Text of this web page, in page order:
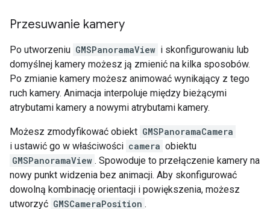
Przesuwanie kamery
Po utworzeniu GMSPanoramaView i skonfigurowaniu lub
domyślnej kamery możesz ją zmienić na kilka sposobów.
Po zmianie kamery możesz animować wynikający z tego
ruch kamery. Animacja interpoluje między bieżącymi
atrybutami kamery a nowymi atrybutami kamery.
Możesz zmodyfikować obiekt GMSPanoramaCamera
i ustawić go w właściwości camera obiektu
GMSPanoramaView . Spowoduje to przełączenie kamery na
nowy punkt widzenia bez animacji. Aby skonfigurować
dowolną kombinację orientacji i powiększenia, możesz
utworzyć GMSCameraPosition .